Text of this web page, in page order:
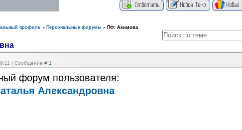
профиль » Персональные форумы » ПФ: Акимова
| Сообщение # 1
форум пользователя:
Александровна